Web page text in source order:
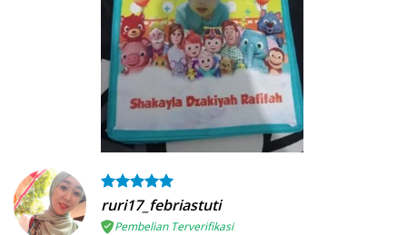
ruri17_febriastuti
Pembelian Terverifikasi